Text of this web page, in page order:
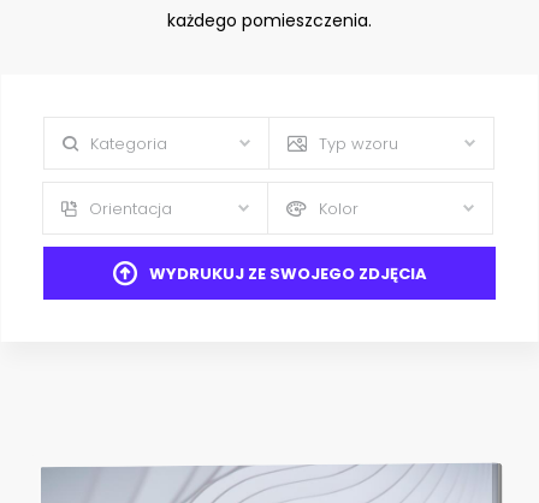
każdego pomieszczenia.
Kategoria Typ wzoru
Orientacja Kolor
WYDRUKUJ ZE SWOJEGO ZDJĘCIA